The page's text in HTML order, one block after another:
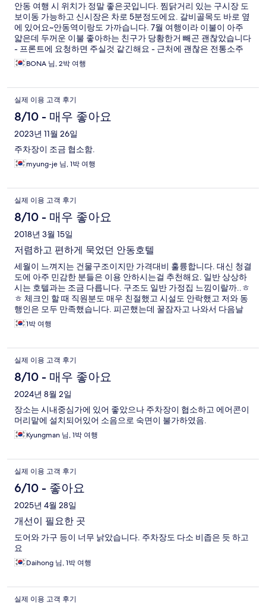
안동 여행 시 위치가 정말 좋은곳입니다. 찜닭거리 있는 구시장 도
보이동 가능하고 신시장은 차로 5분정도에요. 갈비골목도 바로 옆
에 있어요~안동역이랑도 가까습니다. 7월 여행이라 이불이 아주
얇은데 두꺼운 이불 좋아하는 친구가 당황한거 빼곤 괜찮았습니다
- 프론트에 요청하면 주실것 같긴해요 - 근처에 괜찮은 전통소주
칵테일바도 있어서 이틀내내 방문했어요. 시설이 조금 낡았지만
관리가 잘되어 있고, 가격대비 넓어서 4명이서 크게 불편함을 못
BONA 님, 2박 여행
실제 이용 고객 후기
8/10 - 매우 좋아요
2023년 11월 26일
주차장이 조금 협소함.
myung-je 님, 1박 여행
실제 이용 고객 후기
8/10 - 매우 좋아요
2018년 3월 15일
저렴하고 편하게 묵었던 안동호텔
세월이 느껴지는 건물구조이지만 가격대비 훌륭합니다. 대신 청결
도에 아주 민감한 분들은 이용 안하시는걸 추천해요. 일반 상상하
시는 호텔과는 조금 다릅니다. 구조도 일반 가정집 느낌이랄까..ㅎ
ㅎ 체크인 할 때 직원분도 매우 친절했고 시설도 안락했고 저와 동
행인은 모두 만족했습니다. 피곤했는데 꿀잠자고 나와서 다음날
여행도 편하게 할 수 있었어요! 다음에 다시 안동에 가게 되면 다시
이용할 의사 있습니다.
1박 여행
실제 이용 고객 후기
8/10 - 매우 좋아요
2024년 8월 2일
장소는 시내중심가에 있어 좋았으나 주차장이 협소하고 에어콘이
머리맡에 설치되어있어 소음으로 숙면이 불가하였음.
Kyungman 님, 1박 여행
실제 이용 고객 후기
6/10 - 좋아요
2025년 4월 28일
개선이 필요한 곳
도어와 가구 등이 너무 낡았습니다. 주차장도 다소 비좁은 듯 하고
요
Daihong 님, 1박 여행
실제 이용 고객 후기